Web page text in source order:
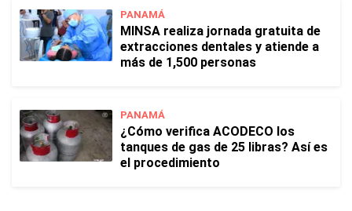
PANAMÁ
MINSA realiza jornada gratuita de
extracciones dentales y atiende a
más de 1,500 personas
PANAMÁ
¿Cómo verifica ACODECO los
tanques de gas de 25 libras? Así es
el procedimiento